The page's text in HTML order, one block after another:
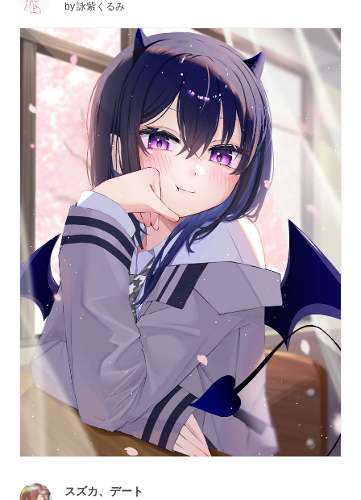
by詠紫くるみ
スズカ、デート